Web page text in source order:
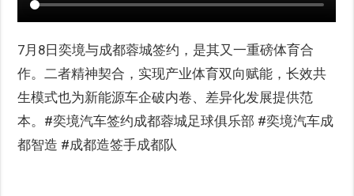
7月8日奕境与成都蓉城签约，是其又一重磅体育合
作。二者精神契合，实现产业体育双向赋能，长效共
生模式也为新能源车企破内卷、差异化发展提供范
本。#奕境汽车签约成都蓉城足球俱乐部 #奕境汽车成
都智造 #成都造签手成都队